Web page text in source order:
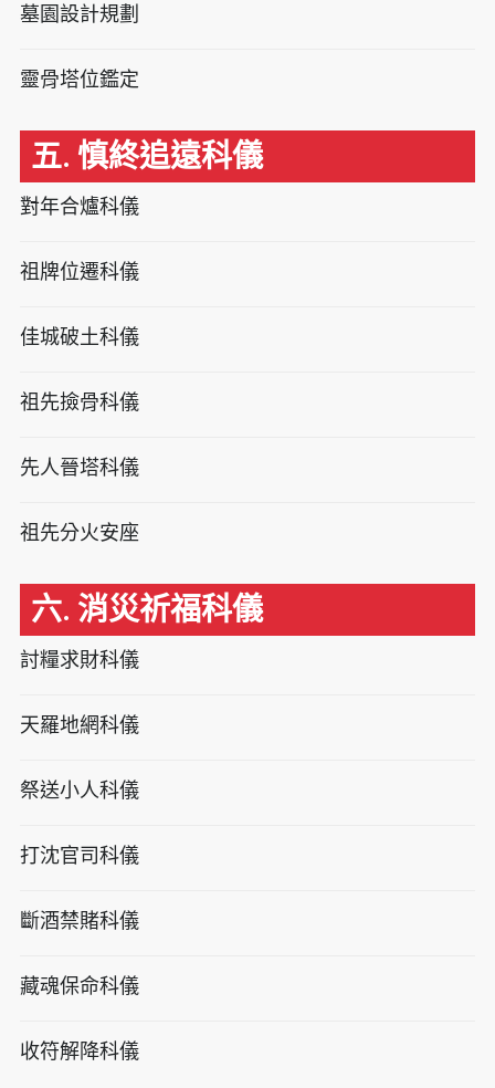
墓園設計規劃
靈骨塔位鑑定
五. 慎終追遠科儀
對年合爐科儀
祖牌位遷科儀
佳城破土科儀
祖先撿骨科儀
先人晉塔科儀
祖先分火安座
六. 消災祈福科儀
討糧求財科儀
天羅地網科儀
祭送小人科儀
打沈官司科儀
斷酒禁賭科儀
藏魂保命科儀
收符解降科儀